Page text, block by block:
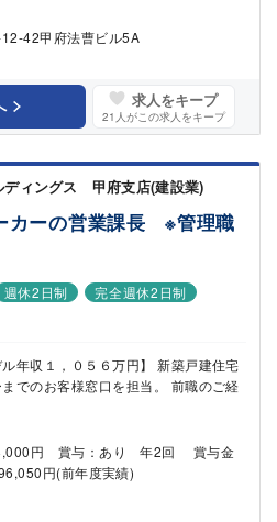
42甲府法曹ビル5A
求人をキープ
21 人がこの求人をキープ
ィングス 甲府支店(建設業)
カーの営業課長 ※管理職
週休2日制
完全週休2日制
ル年収１，０５６万円】 新築戸建住宅
でのお客様窓口を担当。 前職のご経
円 賞与：あり 年2回 賞与金
円(前年度実績)